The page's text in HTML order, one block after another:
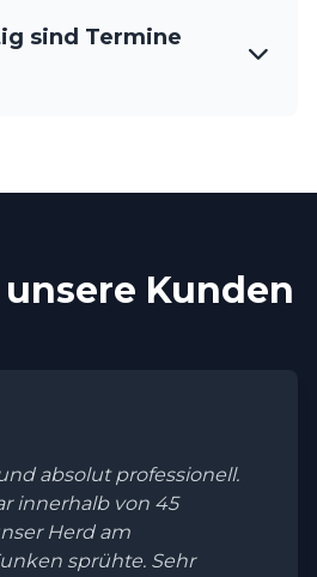
sind Termine
unsere Kunden
absolut professionell.
innerhalb von 45
Herd am
sprühte. Sehr